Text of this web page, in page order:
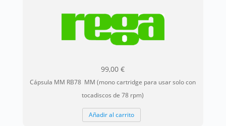
99,00€
Cápsula MM RB78 MM (mono cartridge para usar solo con
tocadiscos de 78 rpm)
Añadir al carrito